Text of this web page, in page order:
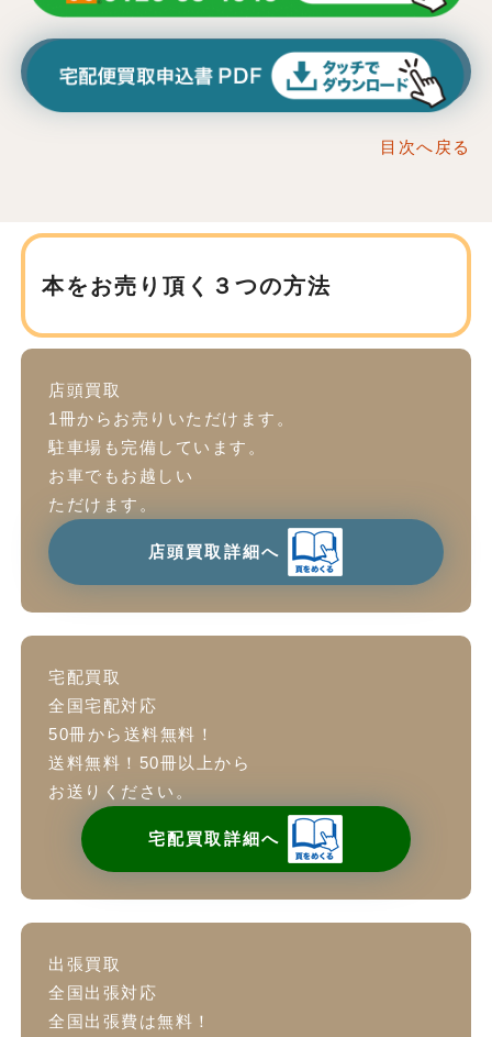
目次へ戻る
本をお売り頂く３つの方法
店頭買取
1冊からお売りいただけます。
駐車場も完備しています。
お車でもお越しい
ただけます。
店頭買取詳細へ
宅配買取
全国宅配対応
50冊から送料無料！
送料無料！50冊以上から
お送りください。
宅配買取詳細へ
出張買取
全国出張対応
全国出張費は無料！